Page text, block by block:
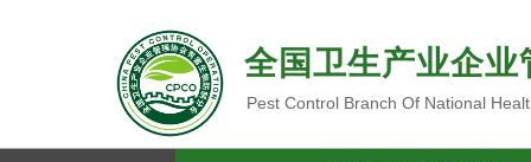
全国卫生产业企
Pest Control Branch Of National